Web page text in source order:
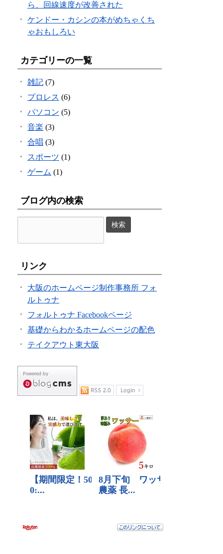
ら、回線速度が改善された
ケンドー・カシンの本がめちゃくち
ゃおもしろい
カテゴリーの一覧
雑記 (7)
プロレス (6)
パソコン (5)
音楽 (3)
合唱 (3)
スポーツ (1)
ゲーム (1)
ブログ内の検索
リンク
大阪のホームページ制作事務所 フォ
ルトゥナ
フォルトゥナ Facebookページ
基礎からわかるホームページの配色
テイクアウト東大阪